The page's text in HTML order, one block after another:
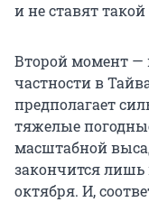
и не ставят
Второй момент —
частности в
предполагает
тяжелые
масштабной
закончится лишь
октября. И,